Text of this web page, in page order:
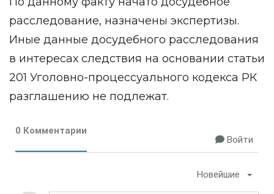
расследование, назначены экспертизы.
Иные данные досудебного расследования
в интересах следствия на основании статьи
201 Уголовно-процессуального кодекса РК
разглашению не подлежат.
0 Комментарии
Войти
Новейшие